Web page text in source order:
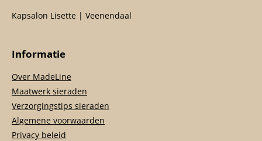
Kapsalon Lisette | Veenendaal
Informatie
Over MadeLine
Maatwerk sieraden
Verzorgingstips sieraden
Algemene voorwaarden
Privacy beleid